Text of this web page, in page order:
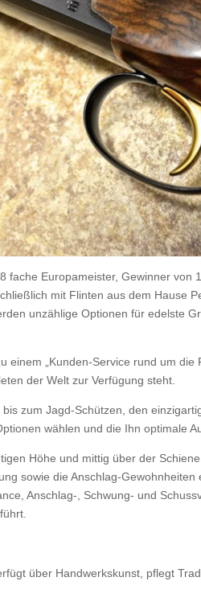
Europameister, Gewinner von
mit Flinten aus dem Hause
unzählige Optionen für edelste
„Kunden-Service rund um
der Welt zur Verfügung steht.
zum Jagd-Schützen, den
wählen und die Ihn optimale
Höhe und mittig über der
sowie die Anschlag-
Anschlag-, Schwung- und
über Handwerkskunst, pflegt